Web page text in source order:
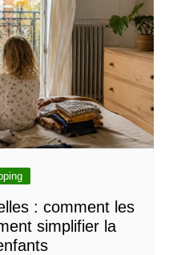
: comment les
simplifier la